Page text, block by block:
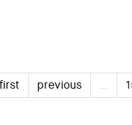
Water and the Sea'
first previous …